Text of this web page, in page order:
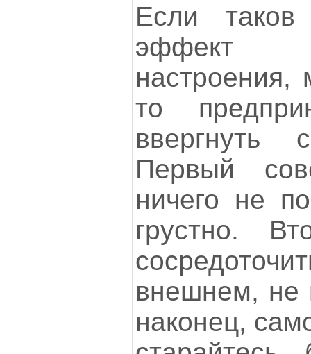
Если таков
эффект
то
ввергнуть
Первый
ничего не
грустно.
внешнем, не
наконец,